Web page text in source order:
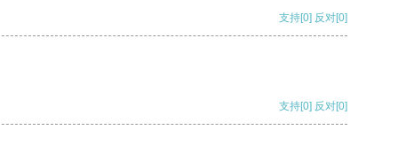
支持[0] 反对[0]
支持[0] 反对[0]